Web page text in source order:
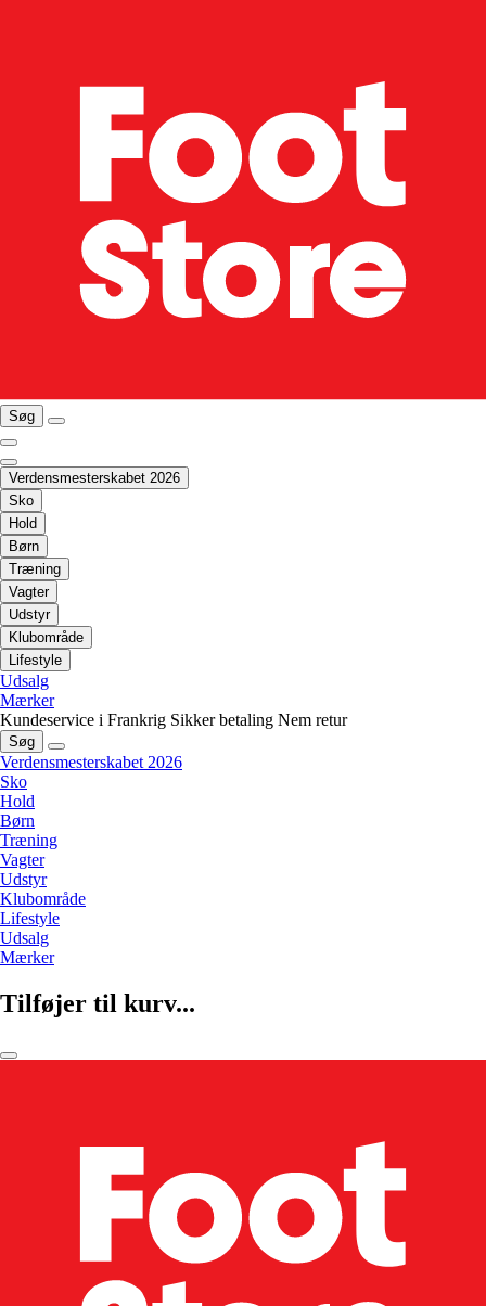
Søg
Verdensmesterskabet 2026
Sko
Hold
Børn
Træning
Vagter
Udstyr
Klubområde
Lifestyle
Udsalg
Mærker
Kundeservice i Frankrig Sikker betaling Nem retur
Søg
Verdensmesterskabet 2026
Sko
Hold
Børn
Træning
Vagter
Udstyr
Klubområde
Lifestyle
Udsalg
Mærker
Tilføjer til kurv...